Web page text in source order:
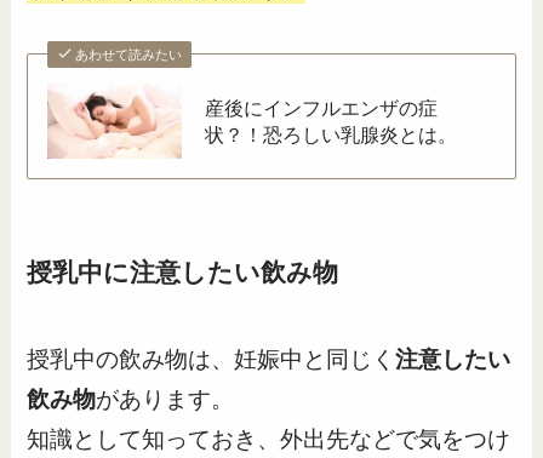
あわせて読みたい
産後にインフルエンザの症
状？！恐ろしい乳腺炎とは。
授乳中に注意したい飲み物
授乳中の飲み物は、妊娠中と同じく注意したい
飲み物があります。
知識として知っておき、外出先などで気をつけ